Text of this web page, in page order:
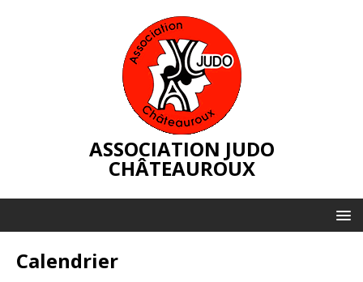
ASSOCIATION JUDO
CHÂTEAUROUX
Calendrier